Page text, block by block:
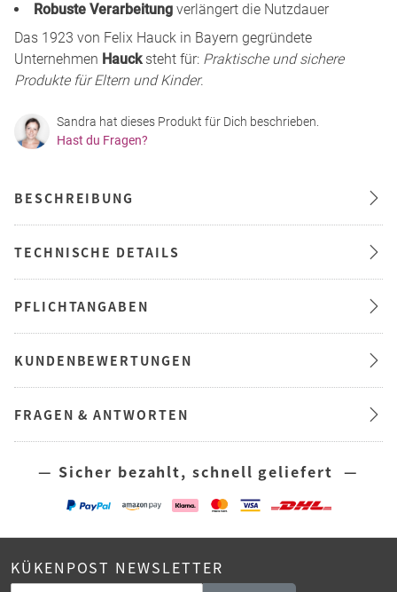
Robuste Verarbeitung verlängert die Nutzdauer
Das 1923 von Felix Hauck in Bayern gegründete
Unternehmen Haucksteht für: Praktische und sichere
Produkte für Eltern und Kinder.
Sandra hat dieses Produkt für Dich beschrieben.
Hast du Fragen?
BESCHREIBUNG
TECHNISCHE DETAILS
PFLICHTANGABEN
KUNDENBEWERTUNGEN
FRAGEN & ANTWORTEN
— Sicher bezahlt, schnell geliefert —
KÜKENPOST NEWSLETTER